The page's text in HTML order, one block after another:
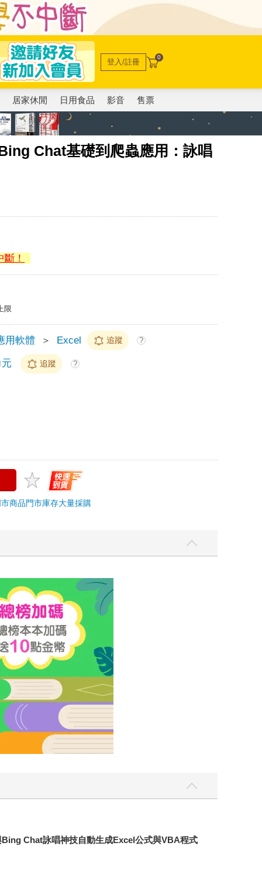
登入/註冊 0
居家休閒 日用食品 影音 售票
Chat基礎到爬蟲應用：詠唱
！
限
用軟體 ＞ Excel 追蹤 ?
追蹤 ?
商品門市庫存大量採購
Chat詠唱神技自動生成Excel公式與VBA程式